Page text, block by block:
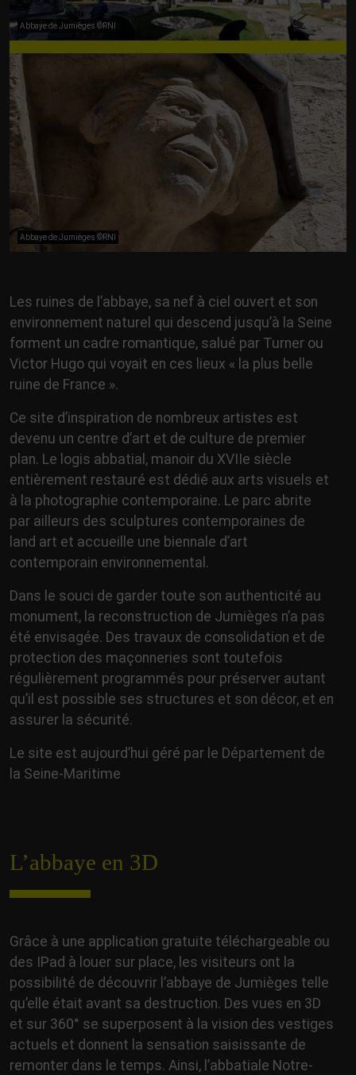
Abbaye de Jumièges ©RNI
Abbaye de Jumièges ©RNI
Les ruines de l’abbaye, sa nef à ciel ouvert et son
environnement naturel qui descend jusqu’à la Seine
forment un cadre romantique, salué par Turner ou
Victor Hugo qui voyait en ces lieux « la plus belle
ruine de France ».
Ce site d’inspiration de nombreux artistes est
devenu un centre d’art et de culture de premier
plan. Le logis abbatial, manoir du XVIIe siècle
entièrement restauré est dédié aux arts visuels et
à la photographie contemporaine. Le parc abrite
par ailleurs des sculptures contemporaines de
land art et accueille une biennale d’art
contemporain environnemental.
Dans le souci de garder toute son authenticité au
monument, la reconstruction de Jumièges n’a pas
été envisagée. Des travaux de consolidation et de
protection des maçonneries sont toutefois
régulièrement programmés pour préserver autant
qu’il est possible ses structures et son décor, et en
assurer la sécurité.
Le site est aujourd’hui géré par le Département de
la Seine-Maritime
L’abbaye en 3D
Grâce à une application gratuite téléchargeable ou
des IPad à louer sur place, les visiteurs ont la
possibilité de découvrir l’abbaye de Jumièges telle
qu’elle était avant sa destruction. Des vues en 3D
et sur 360° se superposent à la vision des vestiges
actuels et donnent la sensation saisissante de
remonter dans le temps. Ainsi, l’abbatiale Notre-